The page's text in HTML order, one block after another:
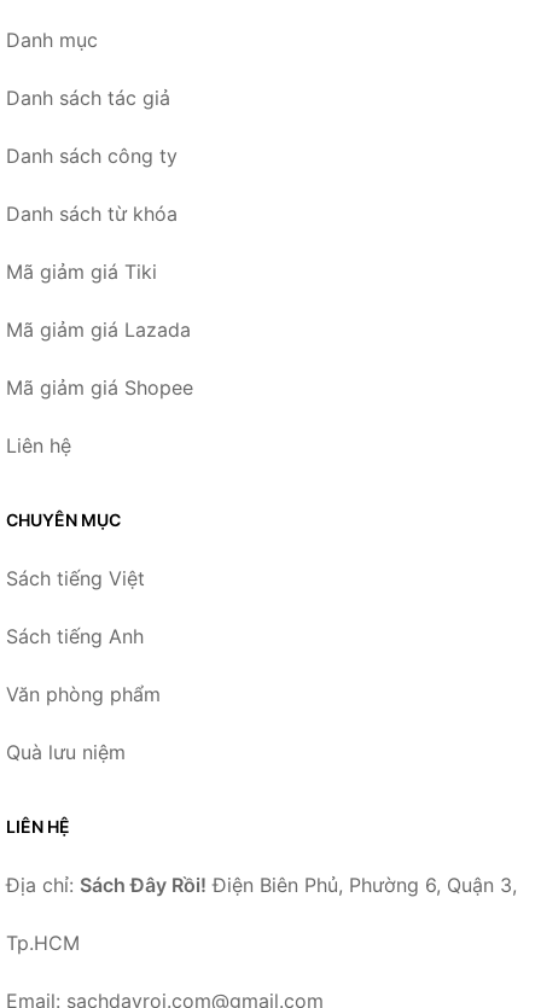
Danh mục
Danh sách tác giả
Danh sách công ty
Danh sách từ khóa
Mã giảm giá Tiki
Mã giảm giá Lazada
Mã giảm giá Shopee
Liên hệ
CHUYÊN MỤC
Sách tiếng Việt
Sách tiếng Anh
Văn phòng phẩm
Quà lưu niệm
LIÊN HỆ
Địa chỉ: Sách Đây Rồi! Điện Biên Phủ, Phường 6, Quận 3,
Tp.HCM
Email: sachdayroi.com@gmail.com